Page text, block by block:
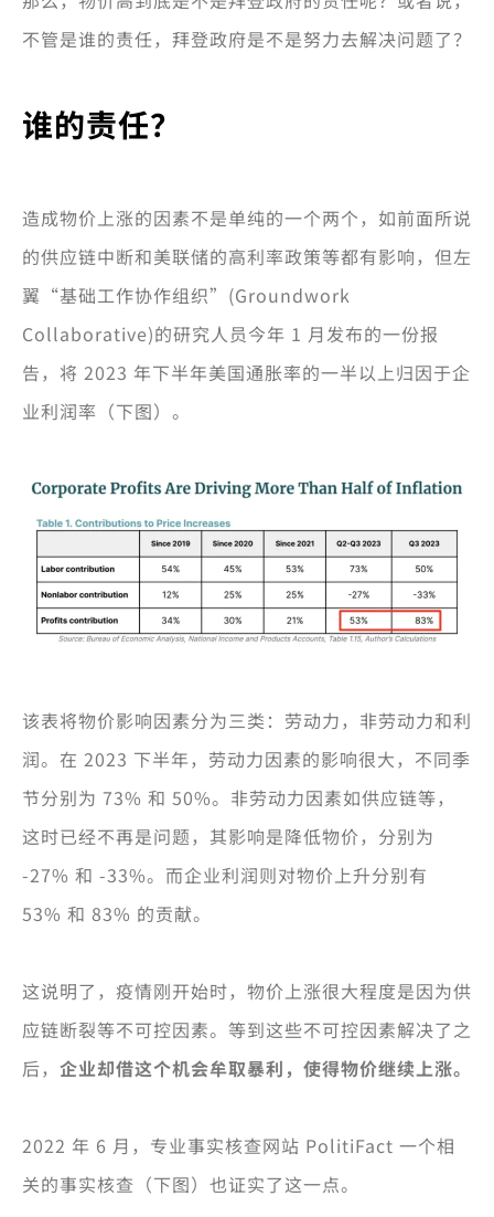
不管是谁的责任，拜登政府是不是努力去解决问题了？
谁的责任？
造成物价上涨的因素不是单纯的一个两个，如前面所说
的供应链中断和美联储的高利率政策等都有影响，但左
翼“基础工作协作组织”(Groundwork
Collaborative)的研究人员今年 1 月发布的一份报
告，将 2023 年下半年美国通胀率的一半以上归因于企
业利润率（下图）。
该表将物价影响因素分为三类：劳动力，非劳动力和利
润。在 2023 下半年，劳动力因素的影响很大，不同季
节分别为 73% 和 50%。非劳动力因素如供应链等，
这时已经不再是问题，其影响是降低物价，分别为
-27% 和 -33%。而企业利润则对物价上升分别有
53% 和 83% 的贡献。
这说明了，疫情刚开始时，物价上涨很大程度是因为供
应链断裂等不可控因素。等到这些不可控因素解决了之
后， 企业却借这个机会牟取暴利，使得物价继续上涨。
2022 年 6 月，专业事实核查网站 PolitiFact 一个相
关的事实核查（下图）也证实了这一点。